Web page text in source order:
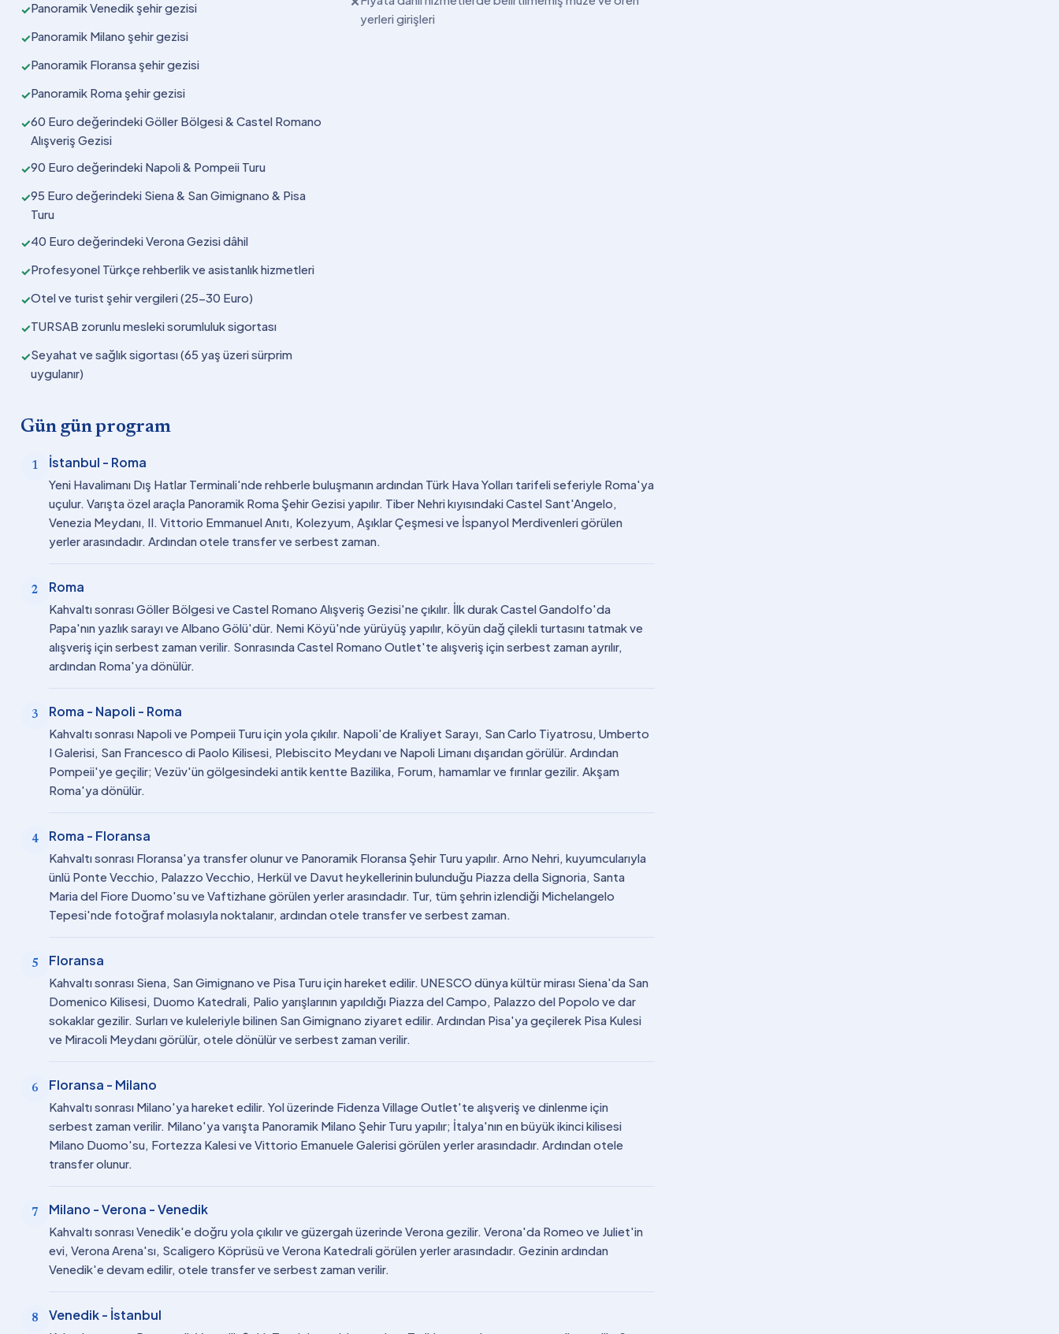
✓Panoramik Venedik şehir gezisi
✓Panoramik Milano şehir gezisi
✓Panoramik Floransa şehir gezisi
✓Panoramik Roma şehir gezisi
✓60 Euro değerindeki Göller Bölgesi & Castel Romano
Alışveriş Gezisi
✓90 Euro değerindeki Napoli & Pompeii Turu
✓95 Euro değerindeki Siena & San Gimignano & Pisa
Turu
✓40 Euro değerindeki Verona Gezisi dâhil
✓Profesyonel Türkçe rehberlik ve asistanlık hizmetleri
✓Otel ve turist şehir vergileri (25-30 Euro)
✓TURSAB zorunlu mesleki sorumluluk sigortası
✓Seyahat ve sağlık sigortası (65 yaş üzeri sürprim
uygulanır)
yerleri girişleri
Gün gün program
1 İstanbul - Roma
Yeni Havalimanı Dış Hatlar Terminali'nde rehberle buluşmanın ardından Türk Hava Yolları tarifeli seferiyle Roma'ya
uçulur. Varışta özel araçla Panoramik Roma Şehir Gezisi yapılır. Tiber Nehri kıyısındaki Castel Sant'Angelo,
Venezia Meydanı, II. Vittorio Emmanuel Anıtı, Kolezyum, Aşıklar Çeşmesi ve İspanyol Merdivenleri görülen
yerler arasındadır. Ardından otele transfer ve serbest zaman.
2 Roma
Kahvaltı sonrası Göller Bölgesi ve Castel Romano Alışveriş Gezisi'ne çıkılır. İlk durak Castel Gandolfo'da
Papa'nın yazlık sarayı ve Albano Gölü'dür. Nemi Köyü'nde yürüyüş yapılır, köyün dağ çilekli turtasını tatmak ve
alışveriş için serbest zaman verilir. Sonrasında Castel Romano Outlet'te alışveriş için serbest zaman ayrılır,
ardından Roma'ya dönülür.
3 Roma - Napoli - Roma
Kahvaltı sonrası Napoli ve Pompeii Turu için yola çıkılır. Napoli'de Kraliyet Sarayı, San Carlo Tiyatrosu, Umberto
I Galerisi, San Francesco di Paolo Kilisesi, Plebiscito Meydanı ve Napoli Limanı dışarıdan görülür. Ardından
Pompeii'ye geçilir; Vezüv'ün gölgesindeki antik kentte Bazilika, Forum, hamamlar ve fırınlar gezilir. Akşam
Roma'ya dönülür.
4 Roma - Floransa
Kahvaltı sonrası Floransa'ya transfer olunur ve Panoramik Floransa Şehir Turu yapılır. Arno Nehri, kuyumcularıyla
ünlü Ponte Vecchio, Palazzo Vecchio, Herkül ve Davut heykellerinin bulunduğu Piazza della Signoria, Santa
Maria del Fiore Duomo'su ve Vaftizhane görülen yerler arasındadır. Tur, tüm şehrin izlendiği Michelangelo
Tepesi'nde fotoğraf molasıyla noktalanır, ardından otele transfer ve serbest zaman.
5 Floransa
Kahvaltı sonrası Siena, San Gimignano ve Pisa Turu için hareket edilir. UNESCO dünya kültür mirası Siena'da San
Domenico Kilisesi, Duomo Katedrali, Palio yarışlarının yapıldığı Piazza del Campo, Palazzo del Popolo ve dar
sokaklar gezilir. Surları ve kuleleriyle bilinen San Gimignano ziyaret edilir. Ardından Pisa'ya geçilerek Pisa Kulesi
ve Miracoli Meydanı görülür, otele dönülür ve serbest zaman verilir.
6 Floransa - Milano
Kahvaltı sonrası Milano'ya hareket edilir. Yol üzerinde Fidenza Village Outlet'te alışveriş ve dinlenme için
serbest zaman verilir. Milano'ya varışta Panoramik Milano Şehir Turu yapılır; İtalya'nın en büyük ikinci kilisesi
Milano Duomo'su, Fortezza Kalesi ve Vittorio Emanuele Galerisi görülen yerler arasındadır. Ardından otele
transfer olunur.
7 Milano - Verona - Venedik
Kahvaltı sonrası Venedik'e doğru yola çıkılır ve güzergah üzerinde Verona gezilir. Verona'da Romeo ve Juliet'in
evi, Verona Arena'sı, Scaligero Köprüsü ve Verona Katedrali görülen yerler arasındadır. Gezinin ardından
Venedik'e devam edilir, otele transfer ve serbest zaman verilir.
8 Venedik - İstanbul